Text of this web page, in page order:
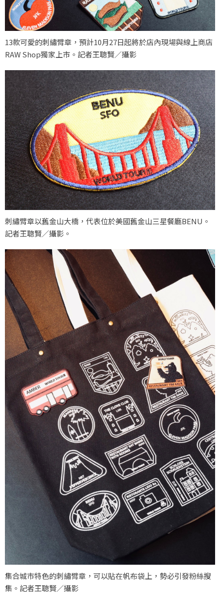
13款可愛的刺繡臂章，預計10月27日起將於店內現場與線上商店
RAW Shop獨家上市。記者王聰賢／攝影
刺繡臂章以舊金山大橋，代表位於美國舊金山三星餐廳BENU。
記者王聰賢／攝影。
集合城市特色的刺繡臂章，可以貼在帆布袋上，勢必引發粉絲搜
集。記者王聰賢／攝影